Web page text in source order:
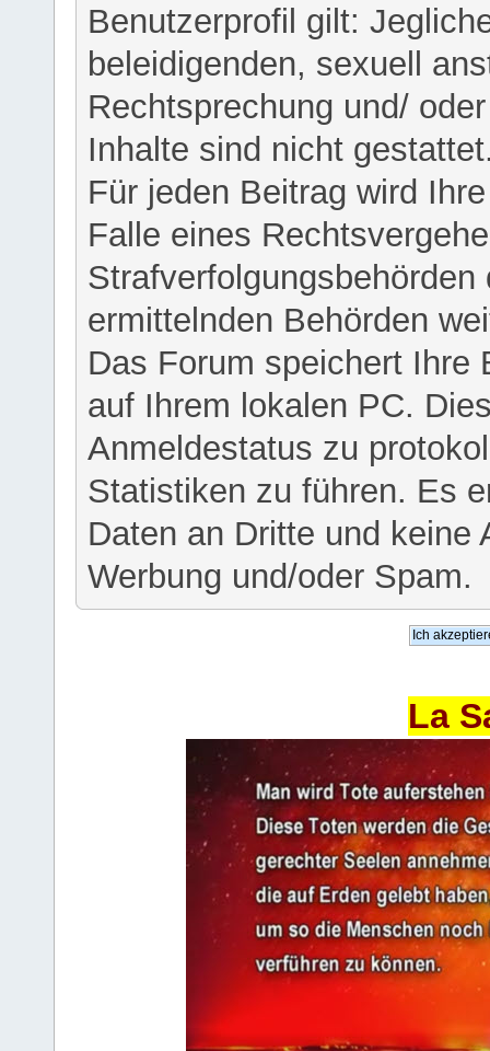
Benutzerprofil gilt:
beleidigenden, sexuell
Rechtsprechung und/
Inhalte sind nicht
Für jeden Beitrag wird
Falle eines
ermittelnden Behörden
Das Forum speichert Ihre
auf Ihrem lokalen PC.
Anmeldestatus zu
Statistiken zu führen. Es
Daten an Dritte und keine
Werbung und/oder Spam.
La